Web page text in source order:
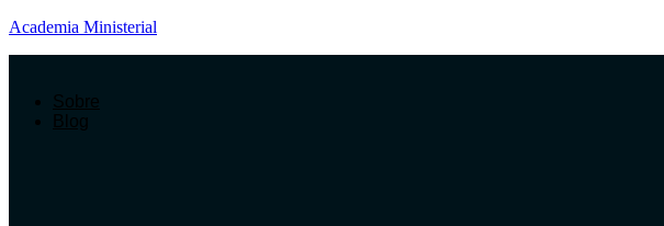
Academia Ministerial
Sobre
Blog